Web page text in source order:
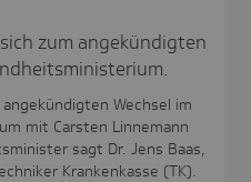
zum angekündigten
Wechsel im
mit Carsten Linnemann
sagt Dr. Jens Baas,
Krankenkasse (TK).